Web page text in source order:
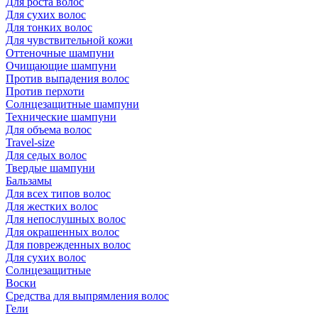
Для сухих волос
Для тонких волос
Для чувствительной кожи
Оттеночные шампуни
Очищающие шампуни
Против выпадения волос
Против перхоти
Солнцезащитные шампуни
Технические шампуни
Для объема волос
Travel-size
Для седых волос
Твердые шампуни
Бальзамы
Для всех типов волос
Для жестких волос
Для непослушных волос
Для окрашенных волос
Для поврежденных волос
Для сухих волос
Солнцезащитные
Воски
Средства для выпрямления волос
Гели